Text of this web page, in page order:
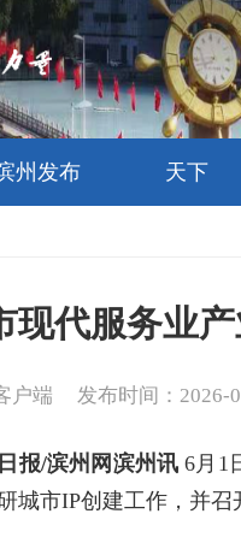
州发布 天下
现代服务业
户端 发布时间：2026-
报/滨州网滨州讯 6月1
城市IP创建工作，并